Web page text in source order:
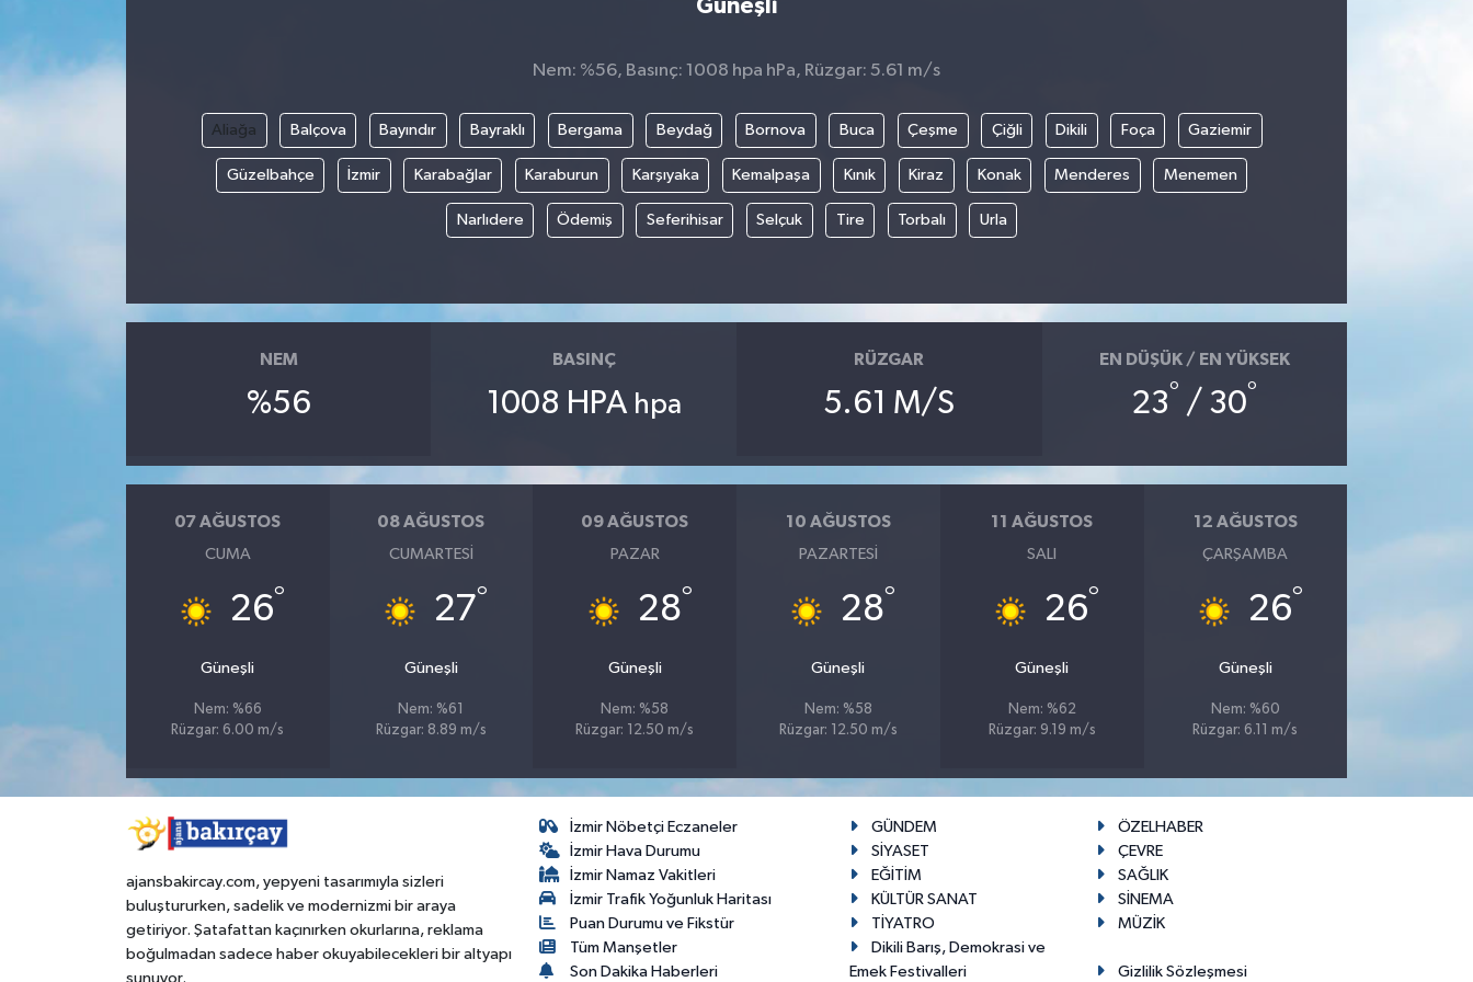
Güneşli
Nem: %56, Basınç: 1008 hpa hPa, Rüzgar: 5.61 m/s
Aliağa Balçova Bayındır Bayraklı Bergama Beydağ Bornova Buca Çeşme Çiğli Dikili Foça Gaziemir
Güzelbahçe İzmir Karabağlar Karaburun Karşıyaka Kemalpaşa Kınık Kiraz Konak Menderes Menemen
Narlıdere Ödemiş Seferihisar Selçuk Tire Torbalı Urla
NEM
%56
BASINÇ
1008 HPA hpa
RÜZGAR
5.61 M/S
EN DÜŞÜK / EN YÜKSEK
23° / 30°
07 AĞUSTOS
CUMA
26°
Güneşli
Nem: %66
Rüzgar: 6.00 m/s
08 AĞUSTOS
CUMARTESI
27°
Güneşli
Nem: %61
Rüzgar: 8.89 m/s
09 AĞUSTOS
PAZAR
28°
Güneşli
Nem: %58
Rüzgar: 12.50 m/s
10 AĞUSTOS
PAZARTESI
28°
Güneşli
Nem: %58
Rüzgar: 12.50 m/s
11 AĞUSTOS
SALI
26°
Güneşli
Nem: %62
Rüzgar: 9.19 m/s
12 AĞUSTOS
ÇARŞAMBA
26°
Güneşli
Nem: %60
Rüzgar: 6.11 m/s
ajansbakircay.com, yepyeni tasarımıyla sizleri
buluştururken, sadelik ve modernizmi bir araya
getiriyor. Şatafattan kaçınırken okurlarına, reklama
boğulmadan sadece haber okuyabilecekleri bir altyapı
sunuyor.
İzmir Nöbetçi Eczaneler
İzmir Hava Durumu
İzmir Namaz Vakitleri
İzmir Trafik Yoğunluk Haritası
Puan Durumu ve Fikstür
Tüm Manşetler
Son Dakika Haberleri
GÜNDEM
ÖZELHABER
SİYASET
ÇEVRE
EĞİTİM
SAĞLIK
KÜLTÜR SANAT
SİNEMA
TİYATRO
MÜZİK
Dikili Barış, Demokrasi ve
Emek Festivalleri
Gizlilik Sözleşmesi